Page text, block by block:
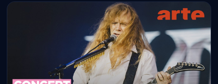
muitas vezes uma cadeira de rodas e com a voz debilitada —, o disco
duplo é o retrato definitivo de um artista operando em rota de colisão
com o tempo, recusando-se a baixar o tom."